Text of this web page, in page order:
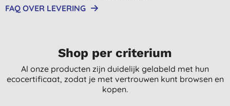
FAQ OVER LEVERING
Shop per criterium
Al onze producten zijn duidelijk gelabeld met hun
ecocertificaat, zodat je met vertrouwen kunt browsen en
kopen.